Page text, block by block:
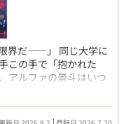
限界だ――」 同じ大学に
この手で「抱かれた
アルファの景斗はいつ
みせる。 だがその裏側
キに削られ、毎週末血
返していた！ 本当は今